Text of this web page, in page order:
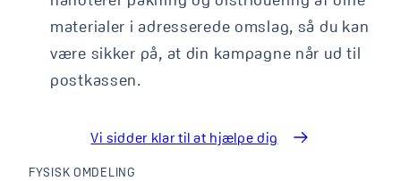
materialer i adresserede omslag, så du kan
være sikker på, at din kampagne når ud til
postkassen.
Vi sidder klar til at hjælpe dig
FYSISK OMDELING